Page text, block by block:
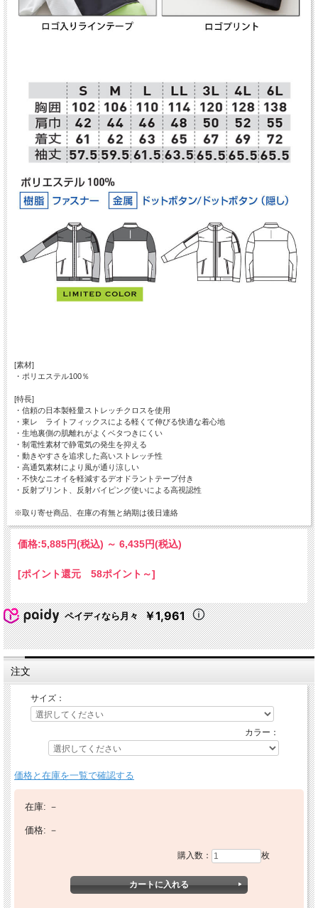
[素材]
・ポリエステル100％
[特長]
・信頼の日本製軽量ストレッチクロスを使用
・東レ ライトフィックスによる軽くて伸びる快適な着心地
・生地裏側の肌離れがよくベタつきにくい
・制電性素材で静電気の発生を抑える
・動きやすさを追求した高いストレッチ性
・高通気素材により風が通り涼しい
・不快なニオイを軽減するデオドラントテープ付き
・反射プリント、反射バイピング使いによる高視認性
※取り寄せ商品、在庫の有無と納期は後日連絡
価格:5,885円(税込) ～ 6,435円(税込)
[ポイント還元 58ポイント～]
ペイディなら月々 ￥1,961
注文
サイズ：
カラー：
価格と在庫を一覧で確認する
在庫: －
価格: －
購入数： 枚